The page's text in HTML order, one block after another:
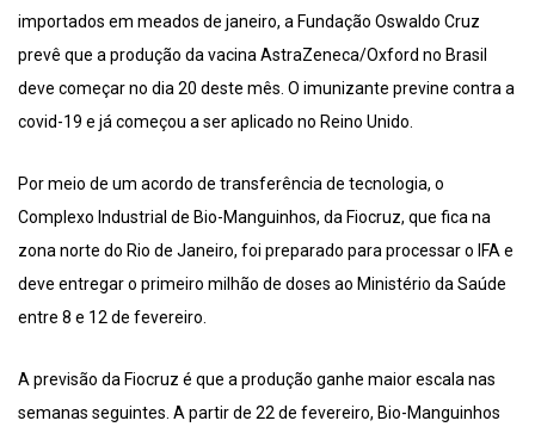
importados em meados de janeiro, a Fundação Oswaldo Cruz
prevê que a produção da vacina AstraZeneca/Oxford no Brasil
deve começar no dia 20 deste mês. O imunizante previne contra a
covid-19 e já começou a ser aplicado no Reino Unido.
Por meio de um acordo de transferência de tecnologia, o
Complexo Industrial de Bio-Manguinhos, da Fiocruz, que fica na
zona norte do Rio de Janeiro, foi preparado para processar o IFA e
deve entregar o primeiro milhão de doses ao Ministério da Saúde
entre 8 e 12 de fevereiro.
A previsão da Fiocruz é que a produção ganhe maior escala nas
semanas seguintes. A partir de 22 de fevereiro, Bio-Manguinhos